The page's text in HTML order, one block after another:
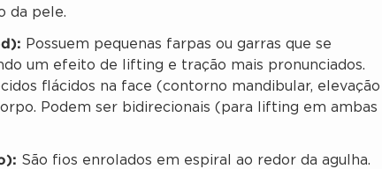
da pele.
Possuem pequenas farpas ou garras que se
um efeito de lifting e tração mais pronunciados.
flácidos na face (contorno mandibular, elevação
Podem ser bidirecionais (para lifting em ambas
São fios enrolados em espiral ao redor da agulha.